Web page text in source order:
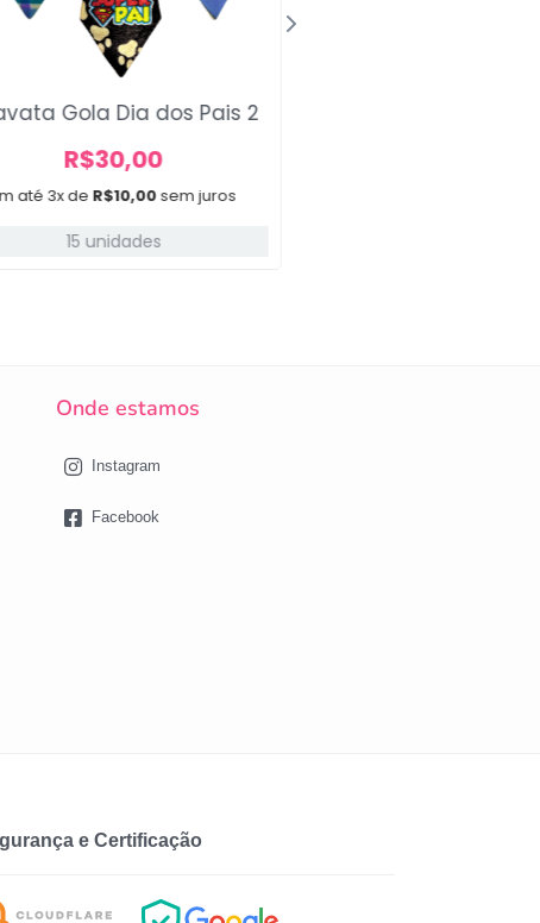
até 3x de R$10,00sem juros
Gola Dia dos Pais 2
R$30,00
15 unidades
Onde estamos
Instagram
Facebook
e Certificação